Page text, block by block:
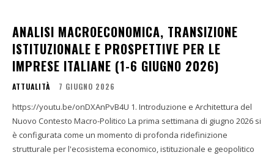
ANALISI MACROECONOMICA, TRANSIZIONE
ISTITUZIONALE E PROSPETTIVE PER LE
IMPRESE ITALIANE (1-6 GIUGNO 2026)
ATTUALITÀ 7 GIUGNO 2026
https://youtu.be/onDXAnPvB4U 1. Introduzione e Architettura del
Nuovo Contesto Macro-Politico La prima settimana di giugno 2026 si
è configurata come un momento di profonda ridefinizione
strutturale per l'ecosistema economico, istituzionale e geopolitico